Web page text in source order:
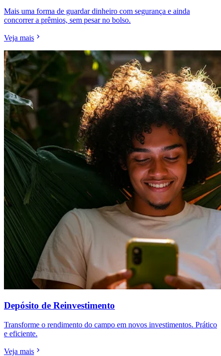
Mais uma forma de guardar dinheiro com segurança e ainda
concorrer a prêmios, sem pesar no bolso.
Veja mais
Depósito de Reinvestimento
Transforme o rendimento do campo em novos investimentos. Prático
e eficiente.
Veja mais